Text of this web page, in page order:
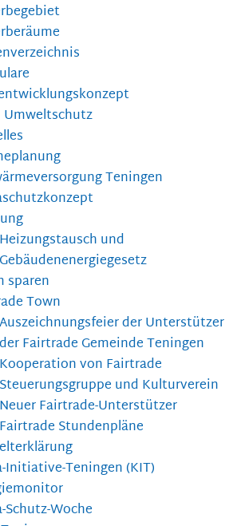
Umweltschutz
Teningen
Heizungstausch und
Gebäudenenergiegesetz
sparen
Town
Auszeichnungsfeier der Unterstützer
der Fairtrade Gemeinde Teningen
Kooperation von Fairtrade
Steuerungsgruppe und Kulturverein
Neuer Fairtrade-Unterstützer
Fairtrade Stundenpläne
Initiative-Teningen (KIT)
Schutz-Woche